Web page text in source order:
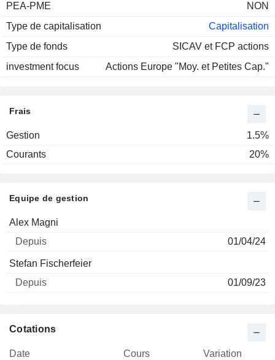
PEA-PME
NON
Type de capitalisation
Capitalisation
Type de fonds
SICAV et FCP actions
investment focus
Actions Europe "Moy. et Petites Cap."
Frais
Gestion
1.5%
Courants
20%
Equipe de gestion
Nom Depuis
Alex Magni
01/04/24
Stefan Fischerfeier
01/09/23
Cotations
Date Cours
Variation